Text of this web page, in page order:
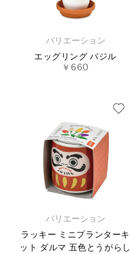
バリエーション
エッグリング バジル
￥660
バリエーション
ラッキー ミニプランターキ
ット ダルマ 五色とうがらし